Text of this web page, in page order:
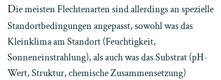
Die meisten Flechtenarten sind allerdings an spezielle
Standortbedingungen angepasst, sowohl was das
Kleinklima am Standort (Feuchtigkeit,
Sonneneinstrahlung), als auch was das Substrat (pH-
Wert, Struktur, chemische Zusammensetzung)